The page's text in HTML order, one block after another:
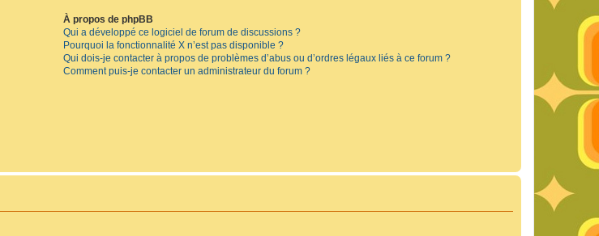
À propos de phpBB
Qui a développé ce logiciel de forum de discussions ?
Pourquoi la fonctionnalité X n’est pas disponible ?
Qui dois-je contacter à propos de problèmes d’abus ou d’ordres légaux liés à ce forum ?
Comment puis-je contacter un administrateur du forum ?